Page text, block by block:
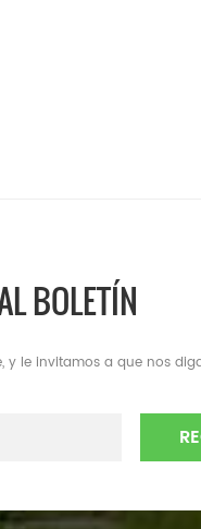
BOLETÍN
y le invitamos a que nos